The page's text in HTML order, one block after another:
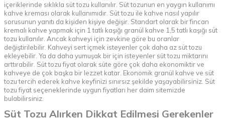
içeriklerinde sıklıkla süt tozu kullanılır. Süt tozunun en yaygın kullanımı
kahve kreması olarak kullanımıdır. Süt tozu ile kahve nasıl yapılır
sorusunun yanıtı da kişiden kişiye değişir. Standart olarak bir fincan
kremalı kahve yapmak için 1 tatlı kaşığı granül kahve 1,5 tatlı kaşığı süt
tozu kullanılır. Ancak kahveyi için zevkine göre bu oranlar
değiştirilebilir. Kahveyi sert içmek isteyenler çok daha az süt tozu
ekleyebilir. Ya da daha yumuşak bir için isteyenler süt tozu miktarını
arttırabilir. Süt tozu fiyat olarak süte göre çok daha ekonomiktir ve
kahveye de çok başka bir lezzet katar. Ekonomik granül kahve ve süt
tozu tercih ederek kahve keyfinizi sınırsız şekilde yaşayabilirsiniz. Süt
tozu fiyat seçeneklerinde uygun fiyatları her daim sitemizde
bulabilirsiniz.
Süt Tozu Alırken Dikkat Edilmesi Gerekenler